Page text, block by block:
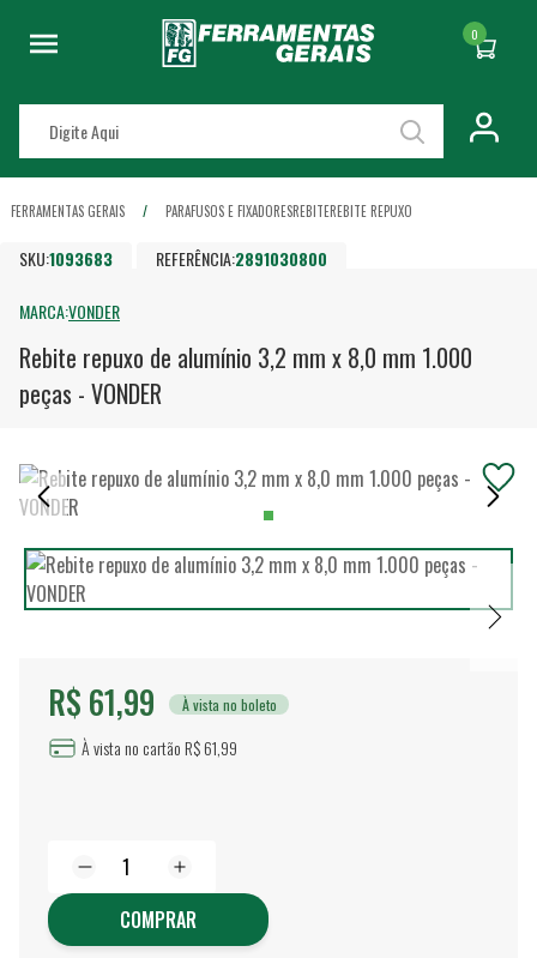
0
FERRAMENTAS GERAIS PARAFUSOS E FIXADORESREBITEREBITE REPUXO
SKU:1093683 REFERÊNCIA:2891030800
MARCA:VONDER
Rebite repuxo de alumínio 3,2 mm x 8,0 mm 1.000
peças - VONDER
R$ 61,99 À vista no boleto
À vista no cartão R$ 61,99
COMPRAR